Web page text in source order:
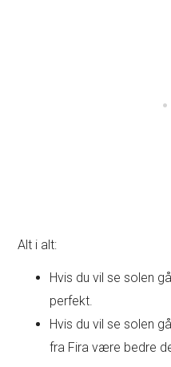
Alt i alt:
Hvis du vil se solen
perfekt.
Hvis du vil se solen
fra Fira være bedre